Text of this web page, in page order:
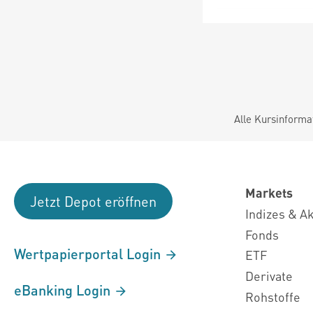
Alle
Jetzt Depot eröffnen
Wertpapierportal Login
eBanking Login
Markets
Indizes &
Fonds
ETF
Derivate
Rohstoffe